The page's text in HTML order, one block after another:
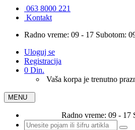
063 8000 221
Kontakt
Radno vreme: 09 - 17 Subotom:
Uloguj se
Registracija
0 Din.
Vaša korpa je trenutno
MENU
Radno vreme: 09 - 17